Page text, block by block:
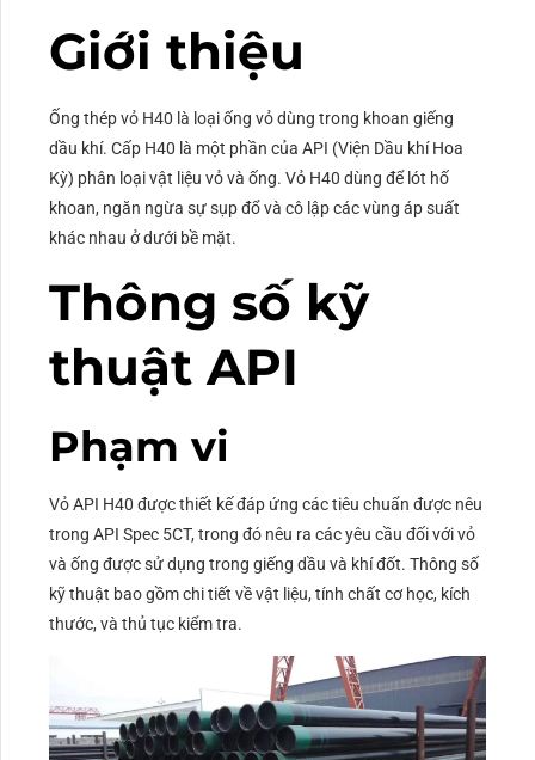
Giới thiệu
Ống thép vỏ H40 là loại ống vỏ dùng trong khoan giếng
dầu khí. Cấp H40 là một phần của API (Viện Dầu khí Hoa
Kỳ) phân loại vật liệu vỏ và ống. Vỏ H40 dùng để lót hố
khoan, ngăn ngừa sự sụp đổ và cô lập các vùng áp suất
khác nhau ở dưới bề mặt.
Thông số kỹ
thuật API
Phạm vi
Vỏ API H40 được thiết kế đáp ứng các tiêu chuẩn được nêu
trong API Spec 5CT, trong đó nêu ra các yêu cầu đối với vỏ
và ống được sử dụng trong giếng dầu và khí đốt. Thông số
kỹ thuật bao gồm chi tiết về vật liệu, tính chất cơ học, kích
thước, và thủ tục kiểm tra.